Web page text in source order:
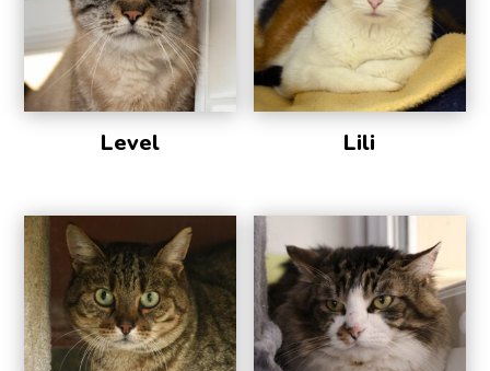
Level Lili